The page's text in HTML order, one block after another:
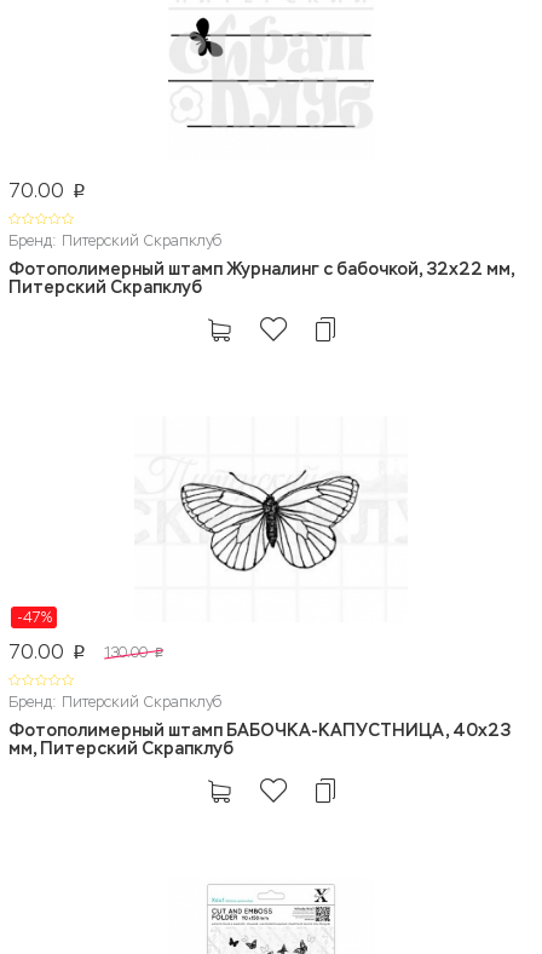
70.00 p
Бренд: Питерский Скрапклуб
Фотополимерный штамп Журналинг с бабочкой, 32х22 мм,
Питерский Скрапклуб
-47%
70.00 p 130.00 p
Бренд: Питерский Скрапклуб
Фотополимерный штамп БАБОЧКА-КАПУСТНИЦА, 40х23
мм, Питерский Скрапклуб